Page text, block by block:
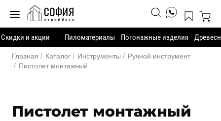
Скидки и акции Пиломатериалы Погонажные изделия
Главная Каталог Инструменты
Ручной инструмент
Пистолет монтажный
Пистолет монтажный